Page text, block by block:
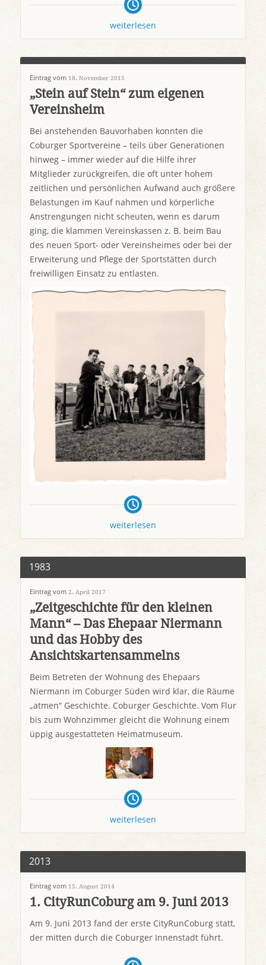
weiterlesen
Eintrag vom 18. November 2015
„Stein auf Stein“ zum eigenen
Vereinsheim
Bei anstehenden Bauvorhaben konnten die
Coburger Sportvereine – teils über Generationen
hinweg – immer wieder auf die Hilfe ihrer
Mitglieder zurückgreifen, die oft unter hohem
zeitlichen und persönlichen Aufwand auch größere
Belastungen im Kauf nahmen und körperliche
Anstrengungen nicht scheuten, wenn es darum
ging, die klammen Vereinskassen z. B. beim Bau
des neuen Sport- oder Vereinsheimes oder bei der
Erweiterung und Pflege der Sportstätten durch
freiwilligen Einsatz zu entlasten.
weiterlesen
1983
Eintrag vom 2. April 2017
„Zeitgeschichte für den kleinen
Mann“ – Das Ehepaar Niermann
und das Hobby des
Ansichtskartensammelns
Beim Betreten der Wohnung des Ehepaars
Niermann im Coburger Süden wird klar, die Räume
„atmen“ Geschichte. Coburger Geschichte. Vom Flur
bis zum Wohnzimmer gleicht die Wohnung einem
üppig ausgestatteten Heimatmuseum.
weiterlesen
2013
Eintrag vom 15. August 2014
1. CityRunCoburg am 9. Juni 2013
Am 9. Juni 2013 fand der erste CityRunCoburg statt,
der mitten durch die Coburger Innenstadt führt.